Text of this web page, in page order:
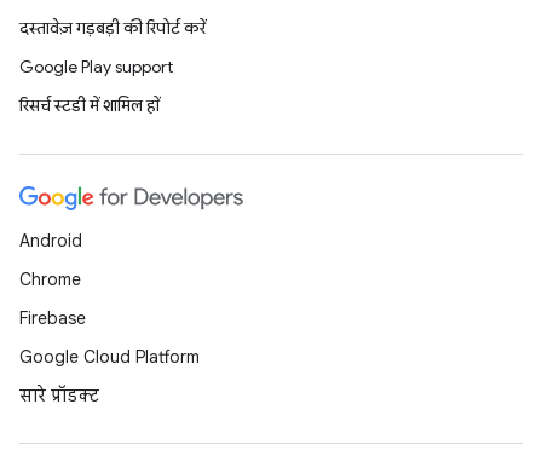
दस्तावेज़ गड़बड़ी की रिपोर्ट करें
Google Play support
रिसर्च स्टडी में शामिल हों
Android
Chrome
Firebase
Google Cloud Platform
सारे प्रॉडक्ट